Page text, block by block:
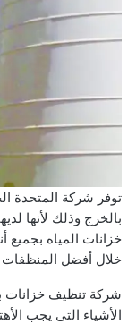
توفر شركة المتحدة
خزانات المياه بجميع
خلال أفضل المنظفات
شركة تنظيف خزانات
الأشياء التى يجب